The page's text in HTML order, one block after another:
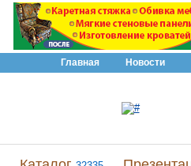
Главная Новости